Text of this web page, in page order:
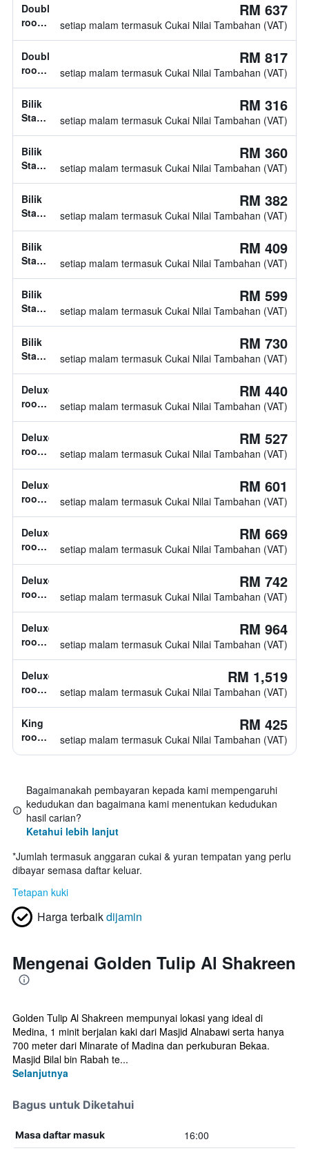
tidak
diketahui
Double
room,
katil
tidak
diketahui
RM 637
setiap malam termasuk Cukai Nilai Tambahan (VAT)
Double
room,
katil
tidak
diketahui
RM 817
setiap malam termasuk Cukai Nilai Tambahan (VAT)
Bilik
Standard,
katil
twin
RM 316
setiap malam termasuk Cukai Nilai Tambahan (VAT)
Bilik
Standard,
katil
tidak
diketahui
RM 360
setiap malam termasuk Cukai Nilai Tambahan (VAT)
Bilik
Standard,
katil
tidak
diketahui
RM 382
setiap malam termasuk Cukai Nilai Tambahan (VAT)
Bilik
Standard,
katil
tidak
diketahui
RM 409
setiap malam termasuk Cukai Nilai Tambahan (VAT)
Bilik
Standard,
katil
tidak
diketahui
RM 599
setiap malam termasuk Cukai Nilai Tambahan (VAT)
Bilik
Standard,
katil
tidak
diketahui
RM 730
setiap malam termasuk Cukai Nilai Tambahan (VAT)
Deluxe
room,
katil
tidak
diketahui
RM 440
setiap malam termasuk Cukai Nilai Tambahan (VAT)
Deluxe
room,
katil
twin
RM 527
setiap malam termasuk Cukai Nilai Tambahan (VAT)
Deluxe
room,
katil
tidak
diketahui
RM 601
setiap malam termasuk Cukai Nilai Tambahan (VAT)
Deluxe
room,
katil
tidak
diketahui
RM 669
setiap malam termasuk Cukai Nilai Tambahan (VAT)
Deluxe
room,
katil
tidak
diketahui
RM 742
setiap malam termasuk Cukai Nilai Tambahan (VAT)
Deluxe
room,
katil
tidak
diketahui
RM 964
setiap malam termasuk Cukai Nilai Tambahan (VAT)
Deluxe
room,
katil
tidak
diketahui
RM 1,519
setiap malam termasuk Cukai Nilai Tambahan (VAT)
King
room,
RM 425
setiap malam termasuk Cukai Nilai Tambahan (VAT)
Bagaimanakah pembayaran kepada kami mempengaruhi
kedudukan dan bagaimana kami menentukan kedudukan
hasil carian?
Ketahui lebih lanjut
*Jumlah termasuk anggaran cukai & yuran tempatan yang perlu
dibayar semasa daftar keluar.
Tetapan kuki
Harga terbaikdijamin
Mengenai Golden Tulip Al Shakreen
Golden Tulip Al Shakreen mempunyai lokasi yang ideal di
Medina, 1 minit berjalan kaki dari Masjid Alnabawi serta hanya
700 meter dari Minarate of Madina dan perkuburan Bekaa.
Masjid Bilal bin Rabah te...
Selanjutnya
Bagus untuk Diketahui
Masa daftar masuk 16:00